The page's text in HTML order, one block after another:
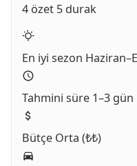
4 özet 5 durak
En iyi sezon
Tahmini süre 1–3 gün
Bütçe Orta (₺₺)